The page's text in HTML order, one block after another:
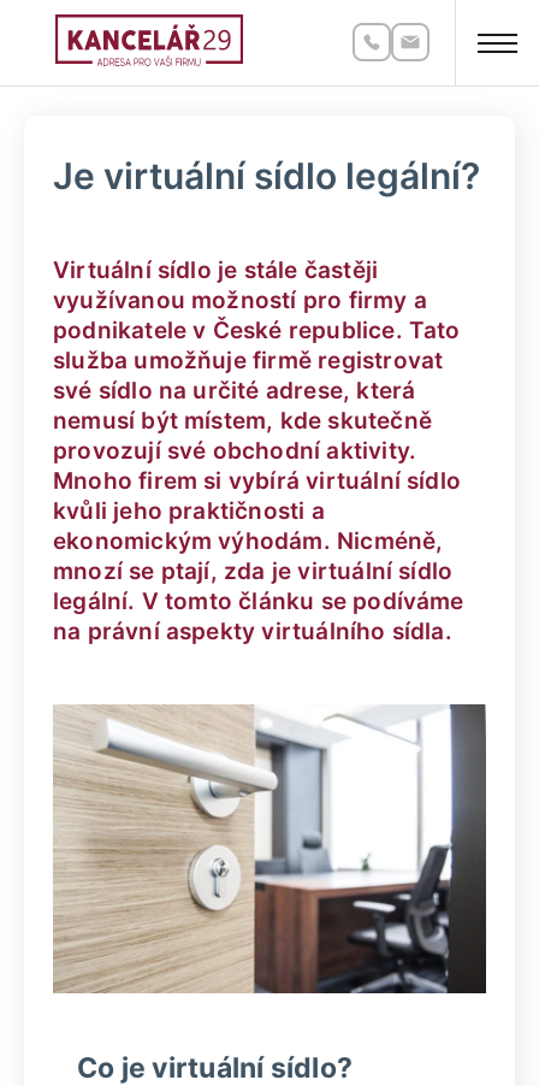
Je virtuální sídlo legální?
Virtuální sídlo je stále častěji
využívanou možností pro firmy a
podnikatele v České republice. Tato
služba umožňuje firmě registrovat
své sídlo na určité adrese, která
nemusí být místem, kde skutečně
provozují své obchodní aktivity.
Mnoho firem si vybírá virtuální sídlo
kvůli jeho praktičnosti a
ekonomickým výhodám. Nicméně,
mnozí se ptají, zda je virtuální sídlo
legální. V tomto článku se podíváme
na právní aspekty virtuálního sídla.
Co je virtuální sídlo?